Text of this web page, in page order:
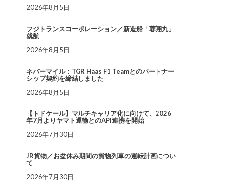
2026年8月5日
フジトランスコーポレーション／新造船「蓉翔丸」
就航
2026年8月5日
ネバーマイル：TGR Haas F1 Teamとのパートナー
シップ契約を締結しました
2026年8月5日
【トドケール】マルチキャリア化に向けて、2026
年7月よりヤマト運輸とのAPI連携を開始
2026年7月30日
JR貨物／お盆休み期間の貨物列車の運転計画につい
て
2026年7月30日